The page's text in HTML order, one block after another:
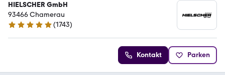
HIELSCHER GmbH
93466 Chamerau
4.9 Sterne
(1743)
Kontakt Parken